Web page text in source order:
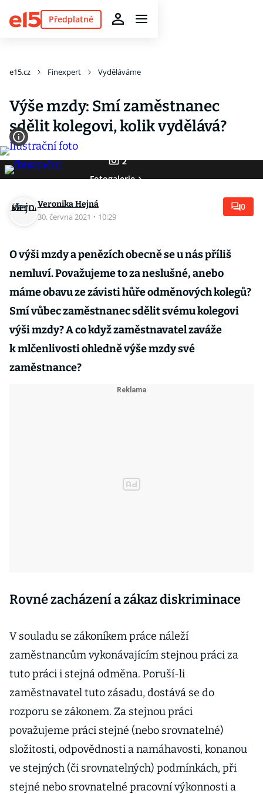
Předplatné
e15.cz Finexpert Vyděláváme
Výše mzdy: Smí zaměstnanec
sdělit kolegovi, kolik vydělává?
2
Fotogalerie
Veronika Hejná
30. června 2021 · 10:29
0
O výši mzdy a penězích obecně se u nás příliš
nemluví. Považujeme to za neslušné, anebo
máme obavu ze závisti hůře odměnových kolegů?
Smí vůbec zaměstnanec sdělit svému kolegovi
výši mzdy? A co když zaměstnavatel zaváže
k mlčenlivosti ohledně výše mzdy své
zaměstnance?
Rovné zacházení a zákaz diskriminace
V souladu se zákoníkem práce náleží
zaměstnancům vykonávajícím stejnou práci za
tuto práci i stejná odměna. Poruší-li
zaměstnavatel tuto zásadu, dostává se do
rozporu se zákonem. Za stejnou práci
považujeme práci stejné (nebo srovnatelné)
složitosti, odpovědnosti a namáhavosti, konanou
ve stejných (či srovnatelných) podmínkách, při
stejné nebo srovnatelné pracovní výkonnosti a